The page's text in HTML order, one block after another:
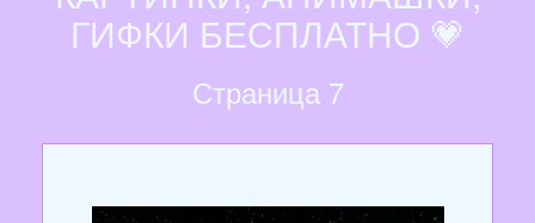
ГИФКИ БЕСПЛАТНО 💗
Страница 7